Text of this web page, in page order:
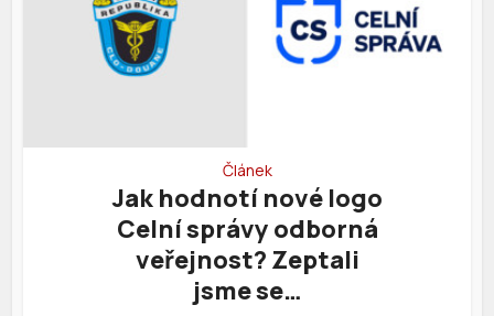
Článek
Jak hodnotí nové logo
Celní správy odborná
veřejnost? Zeptali
jsme se…